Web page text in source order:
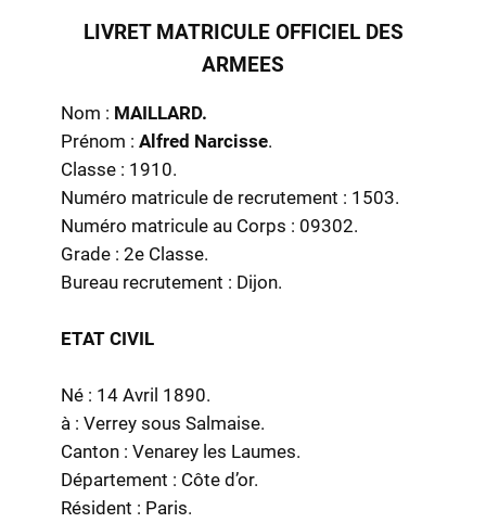
LIVRET MATRICULE OFFICIEL DES
ARMEES
Nom : MAILLARD.
Prénom : Alfred Narcisse.
Classe : 1910.
Numéro matricule de recrutement : 1503.
Numéro matricule au Corps : 09302.
Grade : 2e Classe.
Bureau recrutement : Dijon.
ETAT CIVIL
Né : 14 Avril 1890.
à : Verrey sous Salmaise.
Canton : Venarey les Laumes.
Département : Côte d’or.
Résident : Paris.